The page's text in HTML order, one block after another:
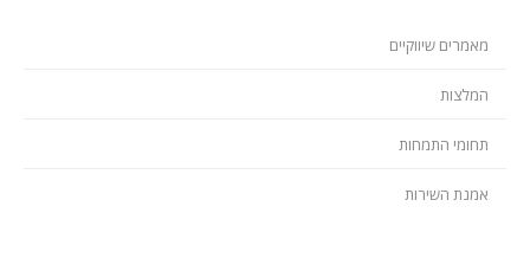
מאמרים שיווקיים
המלצות
תחומי התמחות
אמנת השירות